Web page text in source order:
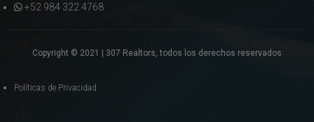
+52 984 322 4768
Copyright © 2021 | 307 Realtors, todos los derechos reservados
Políticas de Privacidad